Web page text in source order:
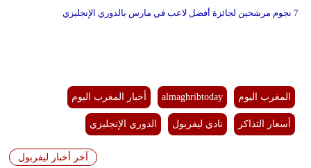
7 نجوم مرشحين لجائزة أفضل لاعب في مارس بالدوري الإنجليزي
المغرب اليوم almaghribtoday أخبار المغرب اليوم
أسعار التذاكر نادي ليفربول الدوري الإنجليزي
آخر أخبار ليفربول